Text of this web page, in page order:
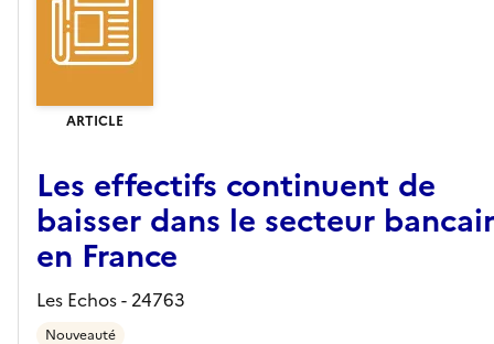
ARTICLE
Les effectifs continuent de
baisser dans le secteur
en France
Les Echos - 24763
Nouveauté